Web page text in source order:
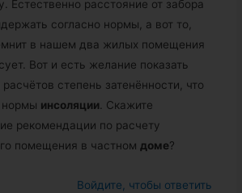
Естественно расстояние от забора
согласно нормы, а вот то,
в нашем два жилых помещения
Вот и есть желание показать
степень затенённости, что
инсоляции. Скажите
рекомендации по расчету
помещения в частном доме?
Войдите, чтобы ответить